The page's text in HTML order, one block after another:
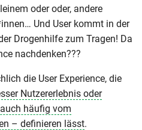
oder oder, andere
Und User kommt in der
Drogenhilfe zum Tragen! Da
nachdenken???
die User Experience, die
Nutzererlebnis oder
häufig vom
– definieren lässt.